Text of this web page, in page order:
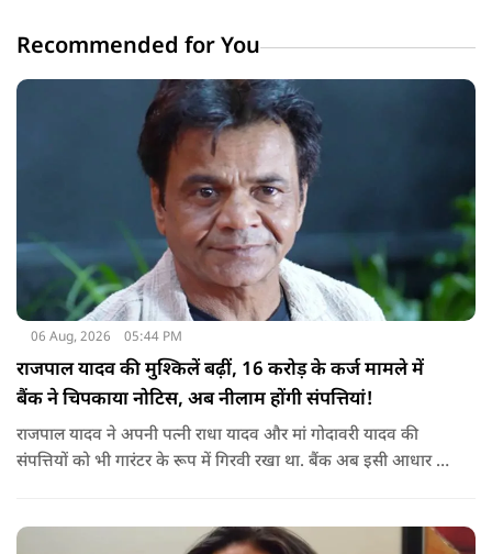
Recommended for You
06 Aug, 2026 05:44 PM
राजपाल यादव की मुश्किलें बढ़ीं, 16 करोड़ के कर्ज मामले में
बैंक ने चिपकाया नोटिस, अब नीलाम होंगी संपत्तियां!
राजपाल यादव ने अपनी पत्नी राधा यादव और मां गोदावरी यादव की
संपत्तियों को भी गारंटर के रूप में गिरवी रखा था. बैंक अब इसी आधार पर
वसूली प्रक्रिया चल रही है.